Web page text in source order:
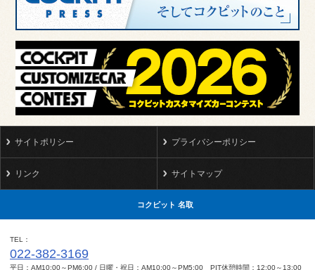
サイトポリシー プライバシーポリシー
リンク サイトマップ
コクピット 名取
TEL
022-382-3169
平日：AM10:00～PM6:00 / 日曜・祝日：AM10:00～PM5:00 PIT休憩時間：12:00～13:00